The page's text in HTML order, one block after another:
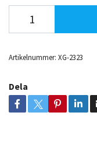
Artikelnummer: XG-2323
Dela